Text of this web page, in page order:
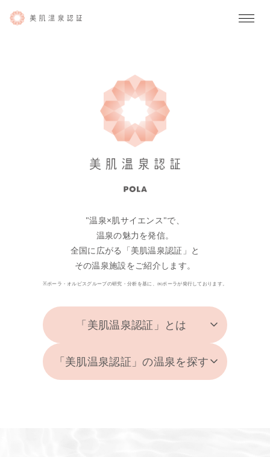
"温泉×肌サイエンス"で、
温泉の魅力を発信。
全国に広がる「美肌温泉認証」と
その温泉施設をご紹介します。
※ポーラ・オルビスグループの研究・分析を基に、㈱ポーラが発行しております。
「美肌温泉認証」とは
「美肌温泉認証」の温泉を探す